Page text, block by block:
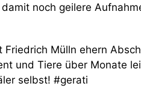
noch geilere
Friedrich Mülln ehern
und Tiere über Monate
selbst! #gerati